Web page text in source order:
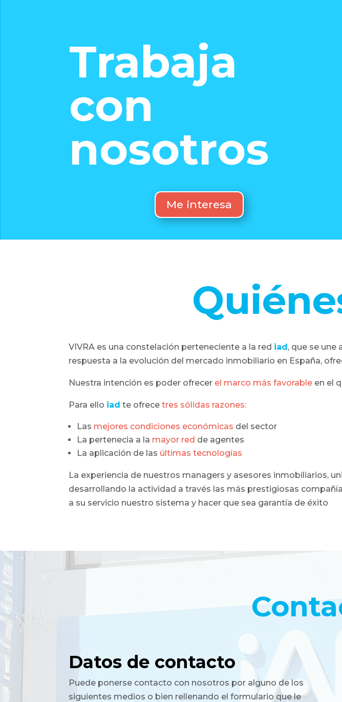
Trabaja
con
nosotros
Me interesa
VIVRA es una constelación perteneciente a la red iad, que se
respuesta a la evolución del mercado inmobiliario en España,
Nuestra intención es poder ofrecer el marco más favorable en el
Para ello iad te ofrecetres sólidas razones:
Las mejores condiciones económicas del sector
La pertenecia a la mayor red de agentes
La aplicación de las últimas tecnologías
La experiencia de nuestros managers y asesores inmobiliarios,
desarrollando la actividad a través las más prestigiosas
a su servicio nuestro sistema y hacer que sea garantía de éxito
Datos de contacto
Puede ponerse contacto con nosotros por alguno de los
siguientes medios o bien rellenando el formulario que le